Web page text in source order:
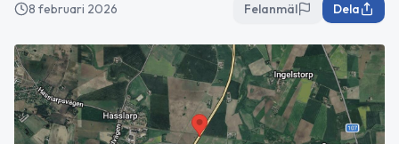
8 februari 2026 Felanmäl Dela